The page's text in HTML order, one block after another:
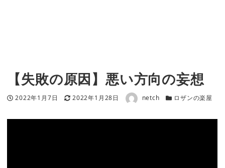
【失敗の原因】悪い方向の妄想
投稿日
2022年1月7日 更新日
2022年1月28日 著者 netch カテゴリー
ロザンの楽屋